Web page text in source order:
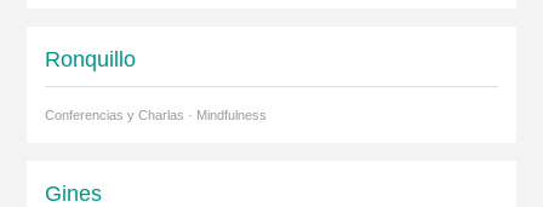
Ronquillo
Conferencias y Charlas · Mindfulness
Gines